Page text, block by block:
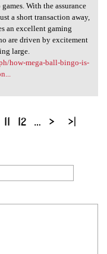
With the assurance
a short transaction away,
an excellent gaming
are driven by excitement
large.
how-mega-ball-bingo-is-
11 12 …